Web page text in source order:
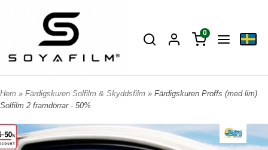
0
Hem » Färdigskuren Solfilm & Skyddsfilm » Färdigskuren Proffs (med lim)
Solfilm 2 framdörrar - 50%